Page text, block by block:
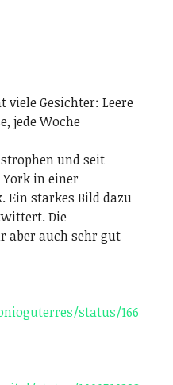
Gesichter: Leere
jede Woche
und seit
in einer
Ein starkes Bild dazu
Die
aber auch sehr gut
status/166